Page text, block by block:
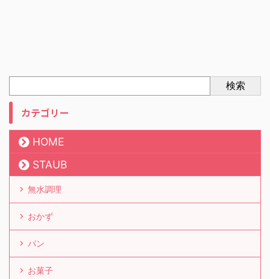
カテゴリー
STAUB
無水調理
おかず
パン